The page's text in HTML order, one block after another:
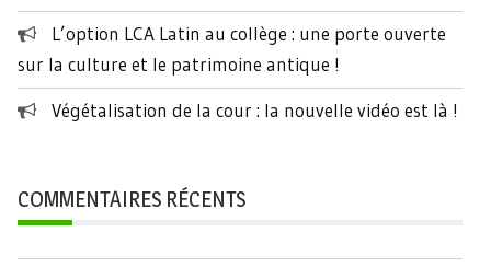
L’option LCA Latin au collège : une porte ouverte
sur la culture et le patrimoine antique !
Végétalisation de la cour : la nouvelle vidéo est là !
COMMENTAIRES RÉCENTS